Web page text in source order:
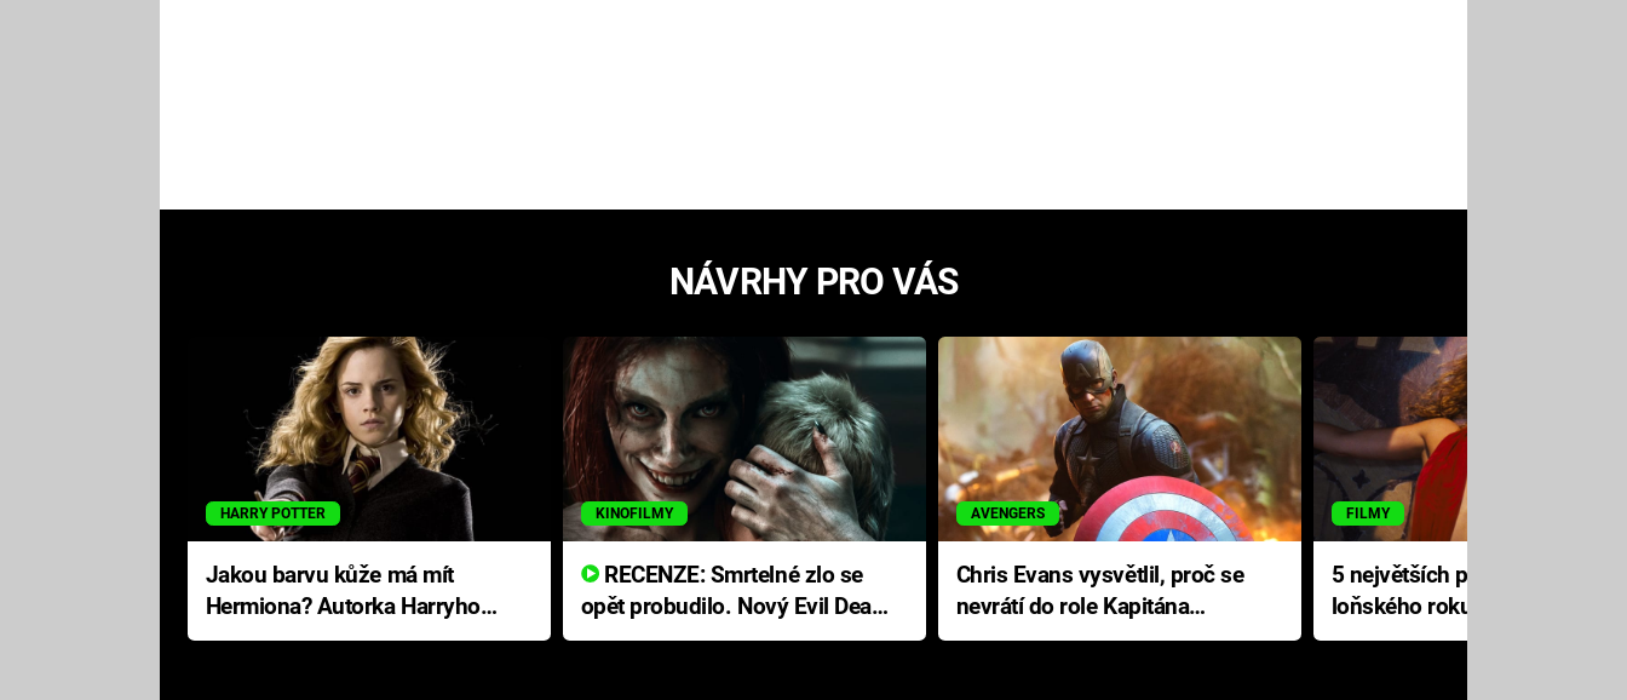
NÁVRHY PRO VÁS
HARRY POTTER
Jakou barvu kůže má mít
Hermiona? Autorka Harryho
Pottera přišla s ráznou
KINOFILMY
RECENZE: Smrtelné zlo se
opět probudilo. Nový Evil Dead
přichází s neodolatelnou
AVENGERS
Chris Evans vysvětlil, proč se
nevrátí do role Kapitána
Ameriky
FILMY
5 největších propadáků
loňského roku: Disney na
jediné katastrofě prodělal 200